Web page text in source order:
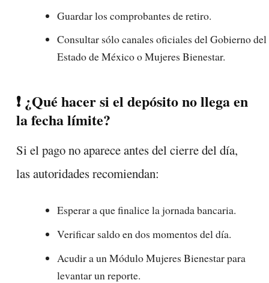
Guardar los comprobantes de retiro.
Consultar sólo canales oficiales del Gobierno del
Estado de México o Mujeres Bienestar.
❗ ¿Qué hacer si el depósito no llega en
la fecha límite?
Si el pago no aparece antes del cierre del día,
las autoridades recomiendan:
Esperar a que finalice la jornada bancaria.
Verificar saldo en dos momentos del día.
Acudir a un Módulo Mujeres Bienestar para
levantar un reporte.